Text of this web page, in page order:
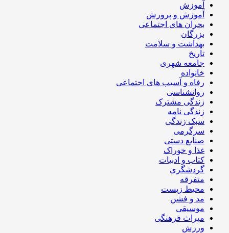
آموزش
آموزش و پرورش
بحران های اجتماعی
بزرگان
بهداشت و سلامت
تاریخ
جامعه شهری
خانواده
رفاه و آسیب های اجتماعی
روانشناسی
زندگی مشترک
زندگی نامه
سبک زندگی
سرگرمی
صنایع دستی
غذا و خوراک
کتاب و ادبیات
گردشگری
متفرقه
محیط زیست
مد و فشن
موسیقی
میراث فرهنگی
ورزش